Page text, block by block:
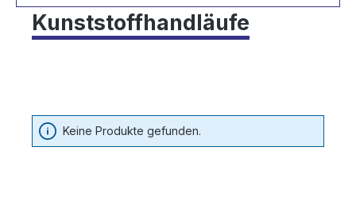
Kunststoffhandläufe
Keine Produkte gefunden.